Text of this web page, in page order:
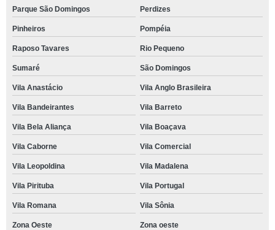
Parque São Domingos Perdizes
Pinheiros Pompéia
Raposo Tavares Rio Pequeno
Sumaré São Domingos
Vila Anastácio Vila Anglo Brasileira
Vila Bandeirantes Vila Barreto
Vila Bela Aliança Vila Boaçava
Vila Caborne Vila Comercial
Vila Leopoldina Vila Madalena
Vila Pirituba Vila Portugal
Vila Romana Vila Sônia
Zona Oeste Zona oeste